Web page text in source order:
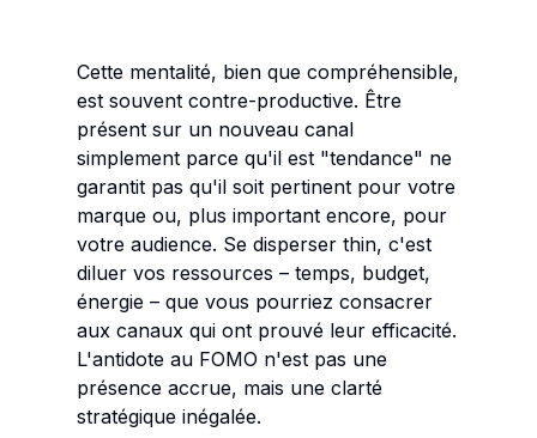
Cette mentalité, bien que compréhensible,
est souvent contre-productive. Être
présent sur un nouveau canal
simplement parce qu'il est "tendance" ne
garantit pas qu'il soit pertinent pour votre
marque ou, plus important encore, pour
votre audience. Se disperser thin, c'est
diluer vos ressources – temps, budget,
énergie – que vous pourriez consacrer
aux canaux qui ont prouvé leur efficacité.
L'antidote au FOMO n'est pas une
présence accrue, mais une clarté
stratégique inégalée.